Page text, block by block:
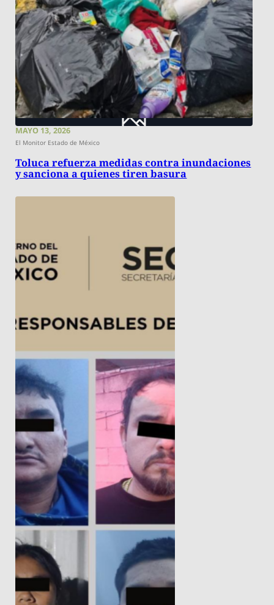
MAYO 13, 2026
El Monitor Estado de México
Toluca refuerza medidas contra inundaciones
y sanciona a quienes tiren basura